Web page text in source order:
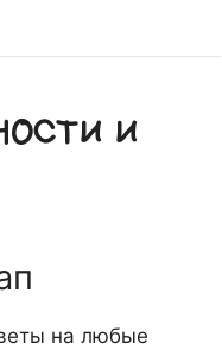
и
на любые